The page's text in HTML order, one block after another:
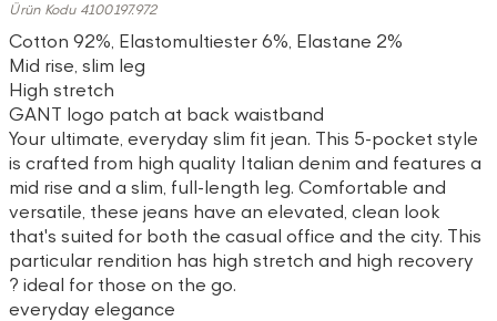
Ürün Kodu 4100197.972
Cotton 92%, Elastomultiester 6%, Elastane 2%
Mid rise, slim leg
High stretch
GANT logo patch at back waistband
Your ultimate, everyday slim fit jean. This 5-pocket style
is crafted from high quality Italian denim and features a
mid rise and a slim, full-length leg. Comfortable and
versatile, these jeans have an elevated, clean look
that's suited for both the casual office and the city. This
particular rendition has high stretch and high recovery
? ideal for those on the go.
everyday elegance